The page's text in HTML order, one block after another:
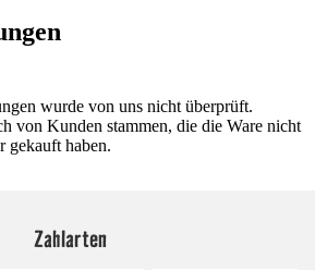
wurde von uns nicht überprüft.
von Kunden stammen, die die Ware nicht
gekauft haben.
Zahlarten